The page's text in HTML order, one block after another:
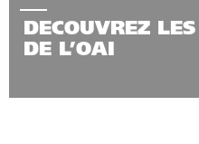
DECOUVREZ
DE L’OAI